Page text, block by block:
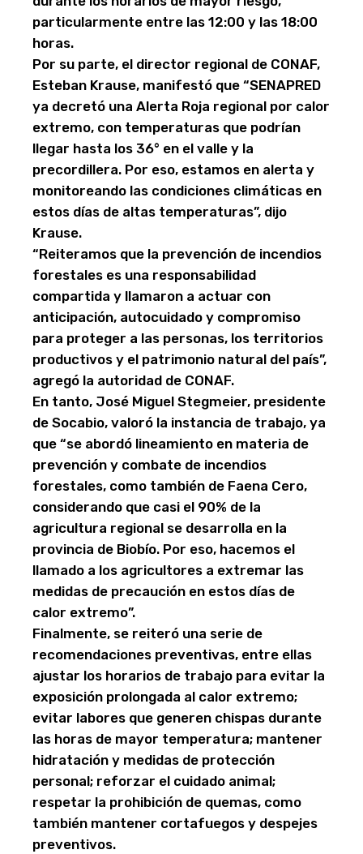
particularmente entre las 12:00 y las 18:00
horas.
Por su parte, el director regional de CONAF,
Esteban Krause, manifestó que “SENAPRED
ya decretó una Alerta Roja regional por calor
extremo, con temperaturas que podrían
llegar hasta los 36° en el valle y la
precordillera. Por eso, estamos en alerta y
monitoreando las condiciones climáticas en
estos días de altas temperaturas”, dijo
Krause.
“Reiteramos que la prevención de incendios
forestales es una responsabilidad
compartida y llamaron a actuar con
anticipación, autocuidado y compromiso
para proteger a las personas, los territorios
productivos y el patrimonio natural del país”,
agregó la autoridad de CONAF.
En tanto, José Miguel Stegmeier, presidente
de Socabio, valoró la instancia de trabajo, ya
que “se abordó lineamiento en materia de
prevención y combate de incendios
forestales, como también de Faena Cero,
considerando que casi el 90% de la
agricultura regional se desarrolla en la
provincia de Biobío. Por eso, hacemos el
llamado a los agricultores a extremar las
medidas de precaución en estos días de
calor extremo”.
Finalmente, se reiteró una serie de
recomendaciones preventivas, entre ellas
ajustar los horarios de trabajo para evitar la
exposición prolongada al calor extremo;
evitar labores que generen chispas durante
las horas de mayor temperatura; mantener
hidratación y medidas de protección
personal; reforzar el cuidado animal;
respetar la prohibición de quemas, como
también mantener cortafuegos y despejes
preventivos.